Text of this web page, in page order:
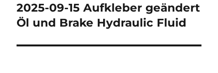
Nächster
Beitrag:
2025-09-15 Aufkleber geändert
Öl und Brake Hydraulic Fluid